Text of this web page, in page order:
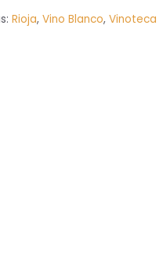
Rioja,Vino Blanco,Vinoteca